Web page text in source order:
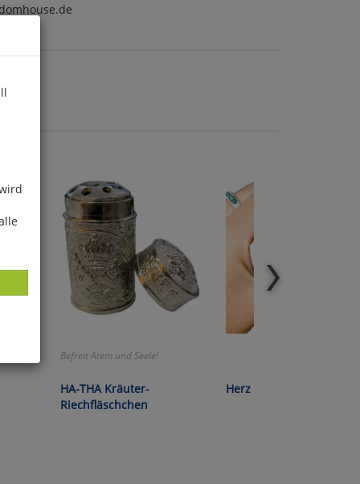
Befreit Atem und Seele!
HA-THA Kräuter-
Riechfläschchen
Herz aus Onyxmarmor